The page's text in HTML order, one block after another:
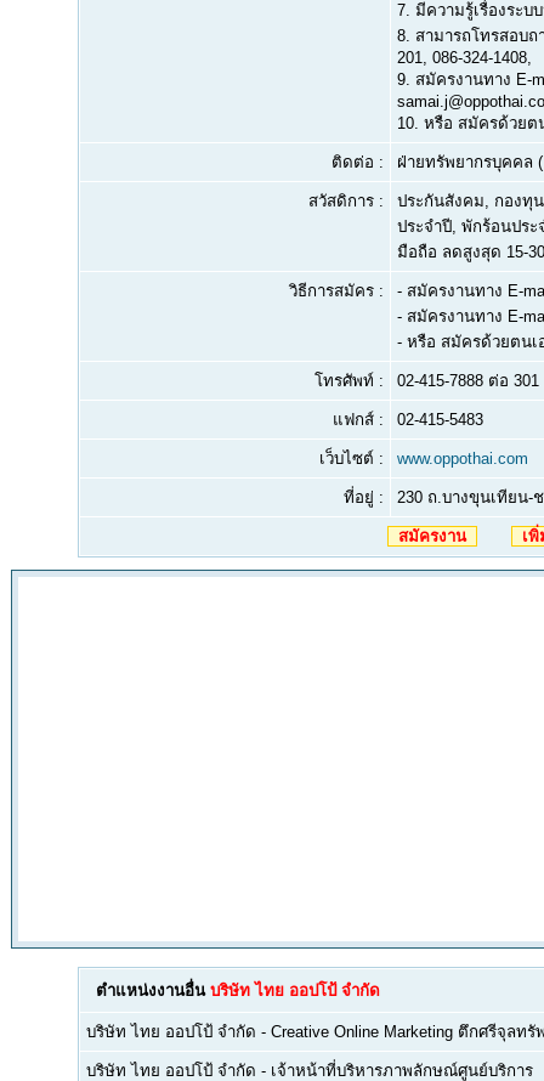
7. มีความรู้เรื่องระบ
8. สามารถโทรสอบถ
201, 086-324-1408,
9. สมัครงานทาง E-
10. หรือ สมัครด้วยต
ติดต่อ : ฝ่ายทรัพยากรบุคคล
สวัสดิการ :
ประกันสังคม, กองทุ
ประจำปี, พักร้อนปร
มือถือ ลดสูงสุด 15-
วิธีการสมัคร :
- สมัครงานทาง E-
- สมัครงานทาง E-
- หรือ สมัครด้วยตนเ
โทรศัพท์ : 02-415-7888 ต่อ
แฟกส์ : 02-415-5483
เว็บไซต์ : www.oppothai.com
ที่อยู่ : 230 ถ.บางขุนเทียน-
สมัครงาน เ
ตำแหน่งงานอื่น บริษัท ไทย ออปโป้ จำกัด
บริษัท ไทย ออปโป้ จำกัด - Creative Online Marketing ตึกศรีจุลทรั
บริษัท ไทย ออปโป้ จำกัด - เจ้าหน้าที่บริหารภาพลักษณ์ศูนย์บริการ